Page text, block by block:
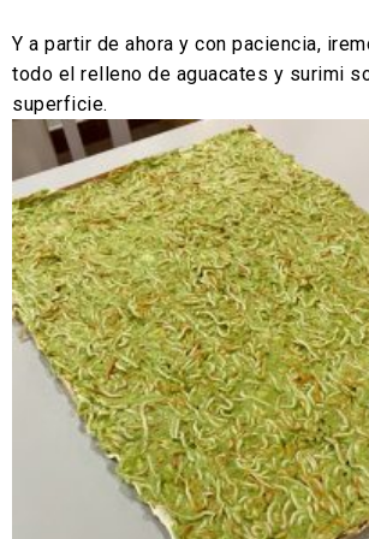
Y a partir de ahora y con paciencia,
todo el relleno de aguacates y surimi
superficie.